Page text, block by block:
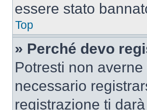
essere stato
Top
» Perché devo
Potresti non
necessario
registrazione ti